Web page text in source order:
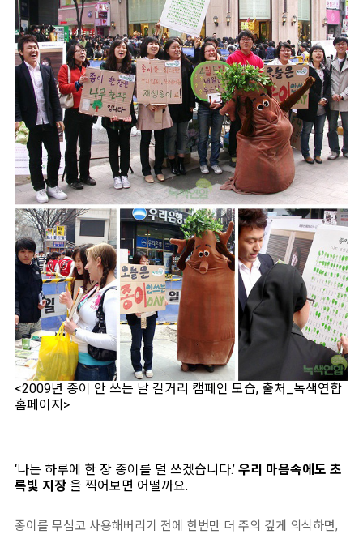
<2009년 종이 안 쓰는 날 길거리 캠페인 모습, 출처_녹색연합
홈페이지>
‘나는 하루에 한 장 종이를 덜 쓰겠습니다.’ 우리 마음속에도 초
록빛 지장 을 찍어보면 어떨까요.
종이를 무심코 사용해버리기 전에 한번만 더 주의 깊게 의식하면,